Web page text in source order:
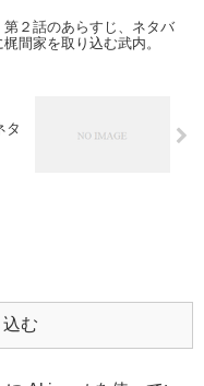
第２話のあらすじ、ネタバ
間家を取り込む武内。
タ
む